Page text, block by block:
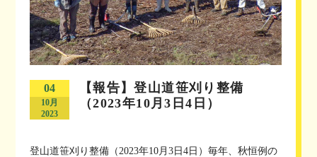
04
10月
2023
【報告】登山道笹刈り整備
（2023年10月3日4日）
登山道笹刈り整備（2023年10月3日4日）毎年、秋恒例の